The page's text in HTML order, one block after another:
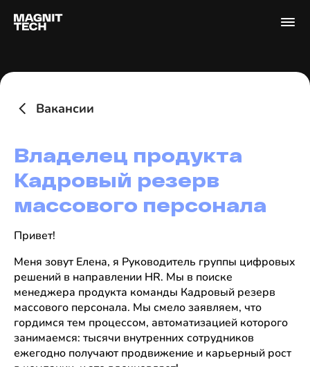
Вакансии
Владелец продукта
Кадровый резерв
массового персонала
Привет!
Меня зовут Елена, я Руководитель группы цифровых
решений в направлении HR. Мы в поиске
менеджера продукта команды Кадровый резерв
массового персонала. Мы смело заявляем, что
гордимся тем процессом, автоматизацией которого
занимаемся: тысячи внутренних сотрудников
ежегодно получают продвижение и карьерный рост